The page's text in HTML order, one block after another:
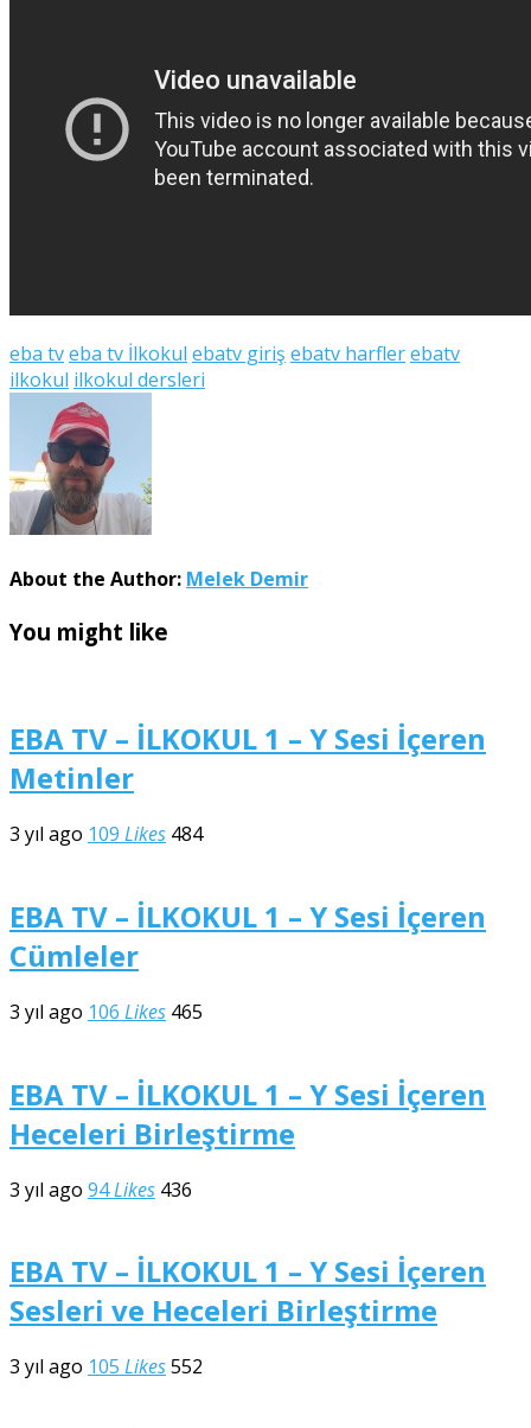
eba tveba tv İlkokul ebatv giriş ebatv harflerebatv
ilkokul ilkokul dersleri
About the Author: Melek Demir
You might like
EBA TV – İLKOKUL 1 – Y Sesi İçeren
Metinler
3 yıl ago 109 Likes 484
EBA TV – İLKOKUL 1 – Y Sesi İçeren
Cümleler
3 yıl ago 106 Likes 465
EBA TV – İLKOKUL 1 – Y Sesi İçeren
Heceleri Birleştirme
3 yıl ago 94Likes 436
EBA TV – İLKOKUL 1 – Y Sesi İçeren
Sesleri ve Heceleri Birleştirme
3 yıl ago 105 Likes552